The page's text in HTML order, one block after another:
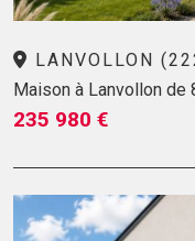
LANVOLLON
Maison à Lanvollon de
235 980 €